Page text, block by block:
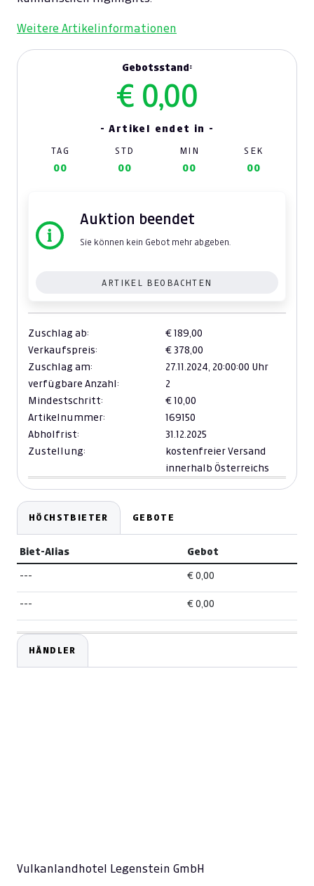
Weitere Artikelinformationen
Gebotsstand:
€ 0,00
- Artikel endet in -
TAG STD MIN SEK
00 00 00 00
Auktion beendet
Sie können kein Gebot mehr abgeben.
ARTIKEL BEOBACHTEN
Zuschlag ab:
€ 189,00
Verkaufspreis:
€ 378,00
Zuschlag am:
27.11.2024, 20:00:00 Uhr
verfügbare Anzahl:
2
Mindestschritt:
€ 10,00
Artikelnummer:
169150
Abholfrist:
31.12.2025
Zustellung:
kostenfreier Versand
innerhalb Österreichs
HÖCHSTBIETER GEBOTE
Biet-Alias Gebot
--- € 0,00
--- € 0,00
HÄNDLER
Vulkanlandhotel Legenstein GmbH